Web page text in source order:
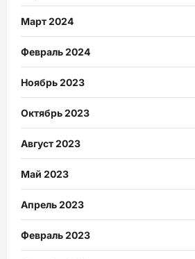
Март 2024
Февраль 2024
Ноябрь 2023
Октябрь 2023
Август 2023
Май 2023
Апрель 2023
Февраль 2023